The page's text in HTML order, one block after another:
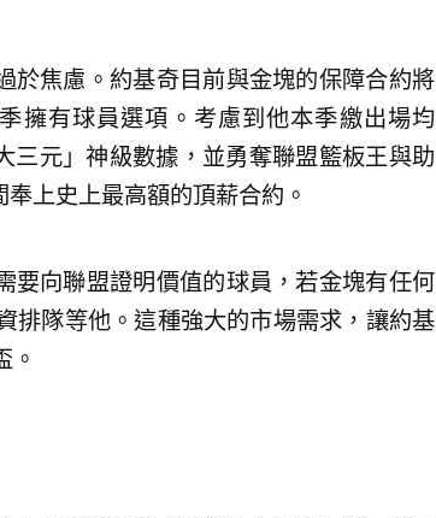
於焦慮。約基奇目前與金塊的保障合約將
擁有球員選項。考慮到他本季繳出場均
三元」神級數據，並勇奪聯盟籃板王與助
上史上最高額的頂薪合約。
要向聯盟證明價值的球員，若金塊有任何
排隊等他。這種強大的市場需求，讓約基
。